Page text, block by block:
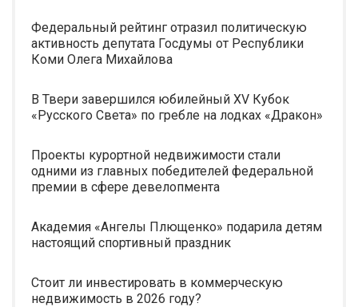
Федеральный рейтинг отразил политическую
активность депутата Госдумы от Республики
Коми Олега Михайлова
В Твери завершился юбилейный XV Кубок
«Русского Света» по гребле на лодках «Дракон»
Проекты курортной недвижимости стали
одними из главных победителей федеральной
премии в сфере девелопмента
Академия «Ангелы Плющенко» подарила детям
настоящий спортивный праздник
Стоит ли инвестировать в коммерческую
недвижимость в 2026 году?